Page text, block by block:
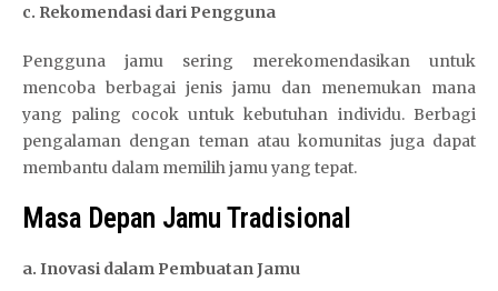
c. Rekomendasi dari Pengguna
Pengguna jamu sering merekomendasikan untuk
mencoba berbagai jenis jamu dan menemukan mana
yang paling cocok untuk kebutuhan individu. Berbagi
pengalaman dengan teman atau komunitas juga dapat
membantu dalam memilih jamu yang tepat.
Masa Depan Jamu Tradisional
a. Inovasi dalam Pembuatan Jamu